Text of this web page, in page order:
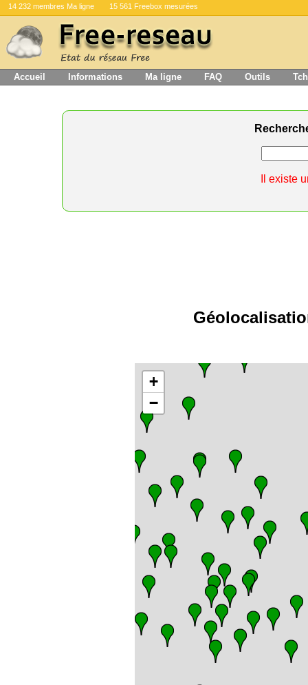
14 232 membres Ma ligne 15 561 Freebox mesurées
Accueil Informations Ma ligne FAQ Outils
Il existe
+
−